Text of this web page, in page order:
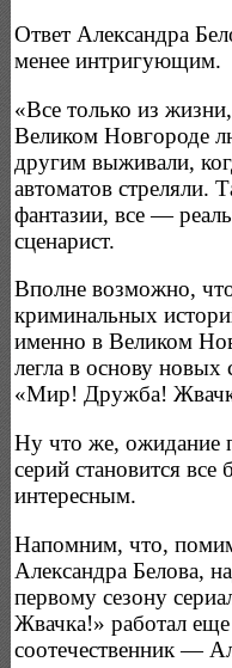
Ответ Александра
менее интригующим.
«Все только из
Великом Новгороде
другим выживали,
автоматов стреляли.
фантазии, все —
сценарист.
Вполне возможно,
криминальных
именно в Великом
легла в основу новых
«Мир! Дружба!
Ну что же, ожидание
серий становится все
интересным.
Напомним, что,
Александра Белова,
первому сезону
Жвачка!» работал
соотечественник —